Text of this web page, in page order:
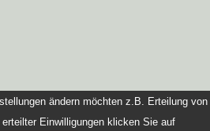
ändern möchten z.B. Erteilung von
Einwilligungen klicken Sie auf